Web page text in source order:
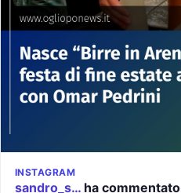
INSTAGRAM
sandro_s… ha commentato